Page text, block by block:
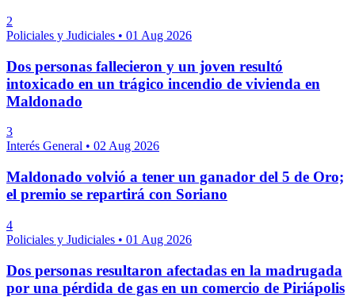
2
Policiales y Judiciales • 01 Aug 2026
Dos personas fallecieron y un joven resultó
intoxicado en un trágico incendio de vivienda en
Maldonado
3
Interés General • 02 Aug 2026
Maldonado volvió a tener un ganador del 5 de Oro;
el premio se repartirá con Soriano
4
Policiales y Judiciales • 01 Aug 2026
Dos personas resultaron afectadas en la madrugada
por una pérdida de gas en un comercio de Piriápolis